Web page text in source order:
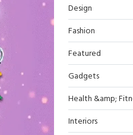
Design
Fashion
Featured
Gadgets
Health &amp;
Interiors